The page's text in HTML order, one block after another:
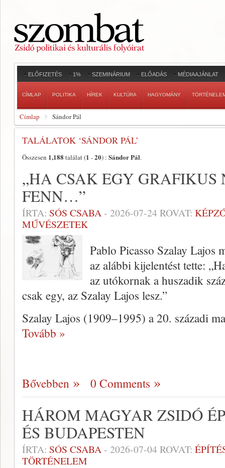
ELŐFIZETÉS 1% SZEMINÁRIUM ELŐADÁS MÉDIAAJÁNLAT
CÍMLAP POLITIKA HÍREK KULTÚRA HAGYOMÁNY
Címlap Sándor Pál
TALÁLATOK ‘SÁNDOR PÁL’
Összesen 1,188 találat (1 -20) : Sándor Pál.
„HA CSAK EGY
FENN…”
ÍRTA: SÓS CSABA- 2026-07-24ROVAT:
MŰVÉSZETEK
Pablo Picasso Szalay Lajos
az alábbi kijelentést tette:
az utókornak a huszadik
csak egy, az Szalay Lajos lesz.”
Szalay Lajos (1909–1995) a 20. századi
Tovább »
Bővebben 0 Comments
HÁROM MAGYAR ZSIDÓ
ÉS BUDAPESTEN
ÍRTA: SÓS CSABA- 2026-07-04ROVAT:
TÖRTÉNELEM